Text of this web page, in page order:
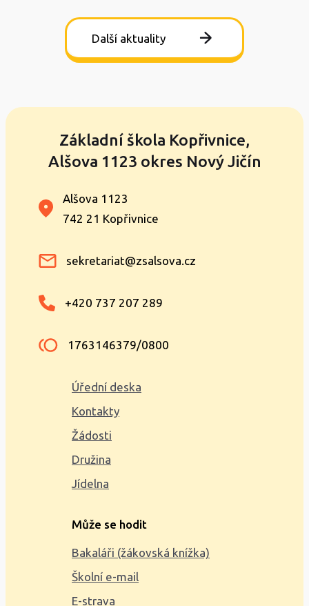
Další aktuality
Základní škola Kopřivnice,
Alšova 1123 okres Nový Jičín
Alšova 1123
742 21 Kopřivnice
sekretariat@zsalsova.cz
+420 737 207 289
1763146379/0800
Úřední deska
Kontakty
Žádosti
Družina
Jídelna
Může se hodit
Bakaláři (žákovská knížka)
Školní e-mail
E-strava